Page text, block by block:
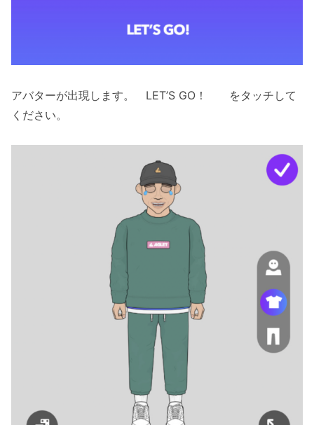
アバターが出現します。 LET’S GO！ をタッチして
ください。